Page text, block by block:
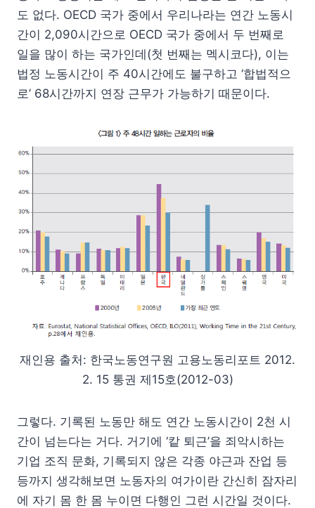
도 없다. OECD 국가 중에서 우리나라는 연간 노동시
간이 2,090시간으로 OECD 국가 중에서 두 번째로
일을 많이 하는 국가인데(첫 번째는 멕시코다), 이는
법정 노동시간이 주 40시간에도 불구하고 ‘합법적으
로’ 68시간까지 연장 근무가 가능하기 때문이다.
재인용 출처: 한국노동연구원 고용노동리포트 2012.
2. 15 통권 제15호(2012-03)
그렇다. 기록된 노동만 해도 연간 노동시간이 2천 시
간이 넘는다는 거다. 거기에 ‘캍 퇴근’을 죄악시하는
기업 조직 문화, 기록되지 않은 각종 야근과 잔업 등
등까지 생각해보면 노동자의 여가이란 간신히 잠자리
에 자기 몸 한 몸 누이면 다행인 그런 시간일 것이다.